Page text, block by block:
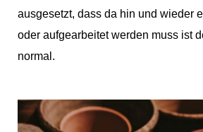
ausgesetzt, dass da hin und wieder
oder aufgearbeitet werden muss ist
normal.